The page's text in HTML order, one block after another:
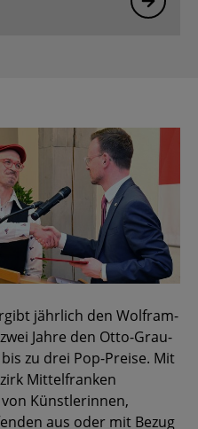
jährlich den Wolfram-
Jahre den Otto-Grau-
zu drei Pop-Preise. Mit
Mittelfranken
Künstlerinnen,
aus oder mit Bezug